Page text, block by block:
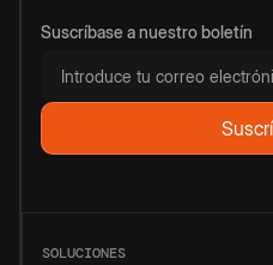
Suscríbase a nuestro boletín
SOLUCIONES